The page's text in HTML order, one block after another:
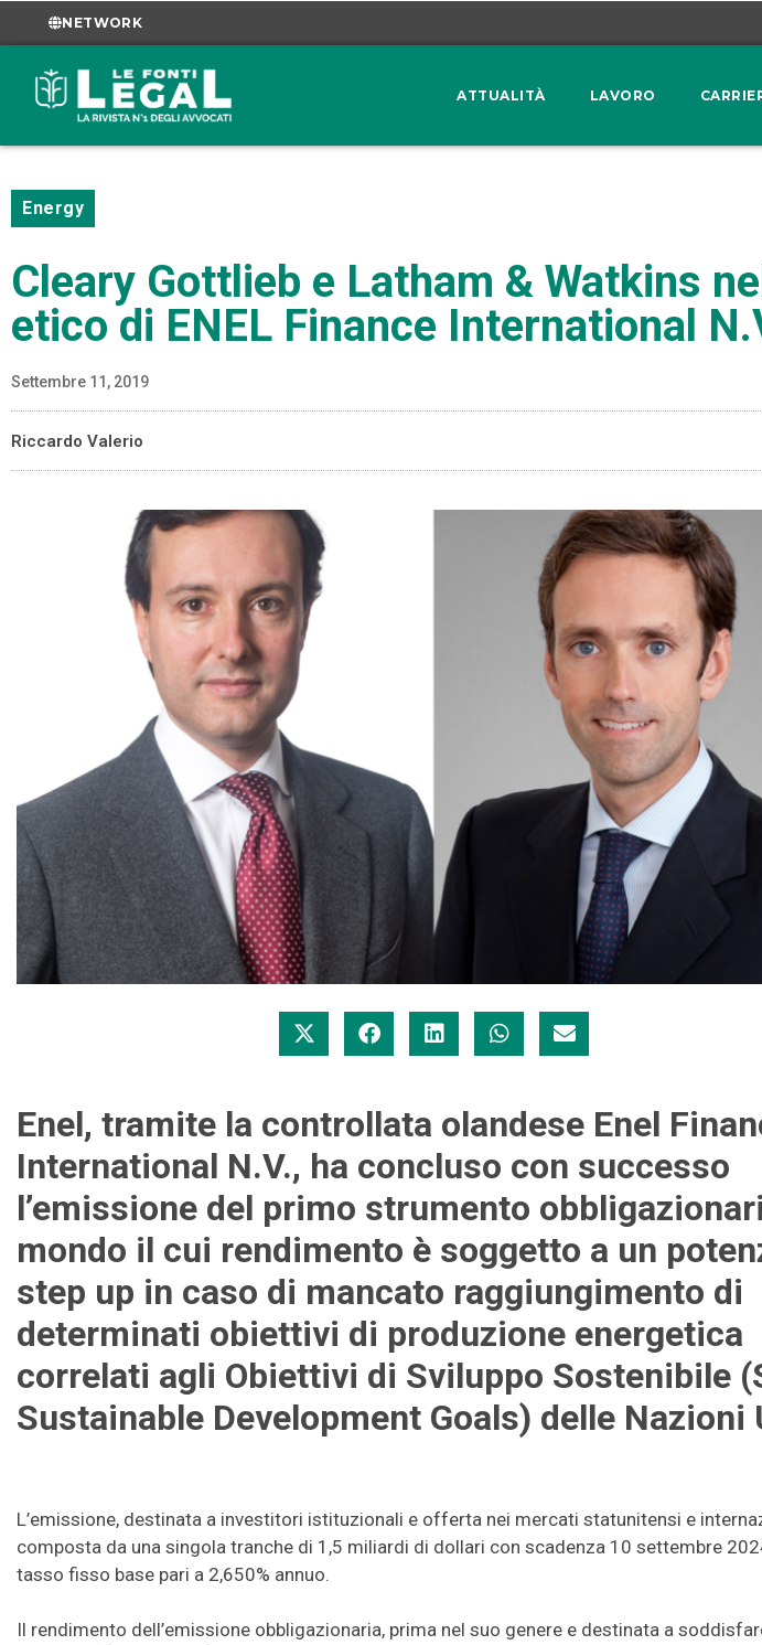
NETWORK
ATTUALITÀ LAVORO
Energy
Cleary Gottlieb e Latham & Watkins
etico di ENEL Finance International
Settembre 11, 2019
Riccardo Valerio
Enel, tramite la controllata olandese Enel
International N.V., ha concluso con successo
l’emissione del primo strumento
mondo il cui rendimento è soggetto a un
step up in caso di mancato raggiungimento di
determinati obiettivi di produzione energetica
correlati agli Obiettivi di Sviluppo Sostenibile
Sustainable Development Goals) delle Nazioni
L’emissione, destinata a investitori istituzionali e offerta nei mercati statunitensi e
composta da una singola tranche di 1,5 miliardi di dollari con scadenza 10 settembre
tasso fisso base pari a 2,650% annuo.
Il rendimento dell’emissione obbligazionaria, prima nel suo genere e destinata a